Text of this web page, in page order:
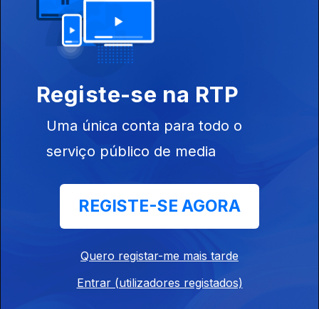
Visão de África
02 jul. 2026
Visão de África
01 jul. 2026
13h00 Edição Frederico Pinheiro
Registe-se na RTP
Uma única conta para todo o
serviço público de media
REGISTE-SE AGORA
Quero registar-me mais tarde
Entrar (utilizadores registados)